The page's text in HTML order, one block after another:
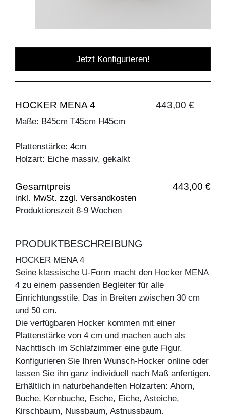
Jetzt Konfigurieren!
HOCKER MENA 4 443,00 €
Maße: B45cm T45cm H45cm
Plattenstärke: 4cm
Holzart: Eiche massiv, gekalkt
Gesamtpreis 443,00 €
inkl. MwSt. zzgl. Versandkosten
Produktionszeit 8-9 Wochen
PRODUKTBESCHREIBUNG
HOCKER MENA 4
Seine klassische U-Form macht den Hocker MENA
4 zu einem passenden Begleiter für alle
Einrichtungsstile. Das in Breiten zwischen 30 cm
und 50 cm.
Die verfügbaren Hocker kommen mit einer
Plattenstärke von 4 cm und machen auch als
Nachttisch im Schlafzimmer eine gute Figur.
Konfigurieren Sie Ihren Wunsch-Hocker online oder
lassen Sie ihn ganz individuell nach Maß anfertigen.
Erhältlich in naturbehandelten Holzarten: Ahorn,
Buche, Kernbuche, Esche, Eiche, Asteiche,
Kirschbaum, Nussbaum, Astnussbaum.